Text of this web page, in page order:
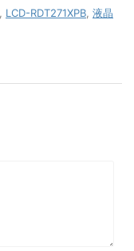
LCD-RDT271XPB 液晶